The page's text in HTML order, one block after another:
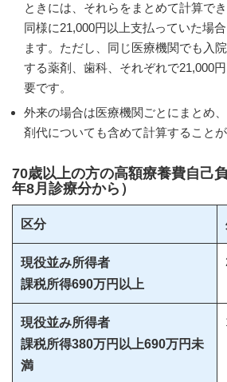
ときには、それらをまとめて計算で
同様に21,000円以上支払っていた場
ます。ただし、同じ医療機関でも入
する薬剤、歯科、それぞれで21,000
要です。
外来の場合は医療機関ごとにまとめ
剤代についても含めて計算することが
70歳以上の方の高額療養費自己
年8月診療分から）
区分
現役並み所得者
課税所得690万円以上
現役並み所得者
課税所得380万円以上690万円未
満